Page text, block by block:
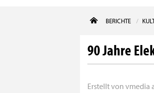
BERICHTE
90 Jahre
Erstellt von vmedia